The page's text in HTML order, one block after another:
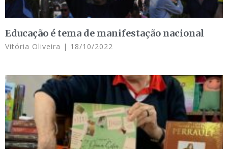
Educação é tema de manifestação nacional
Vitória Oliveira 18/10/2022